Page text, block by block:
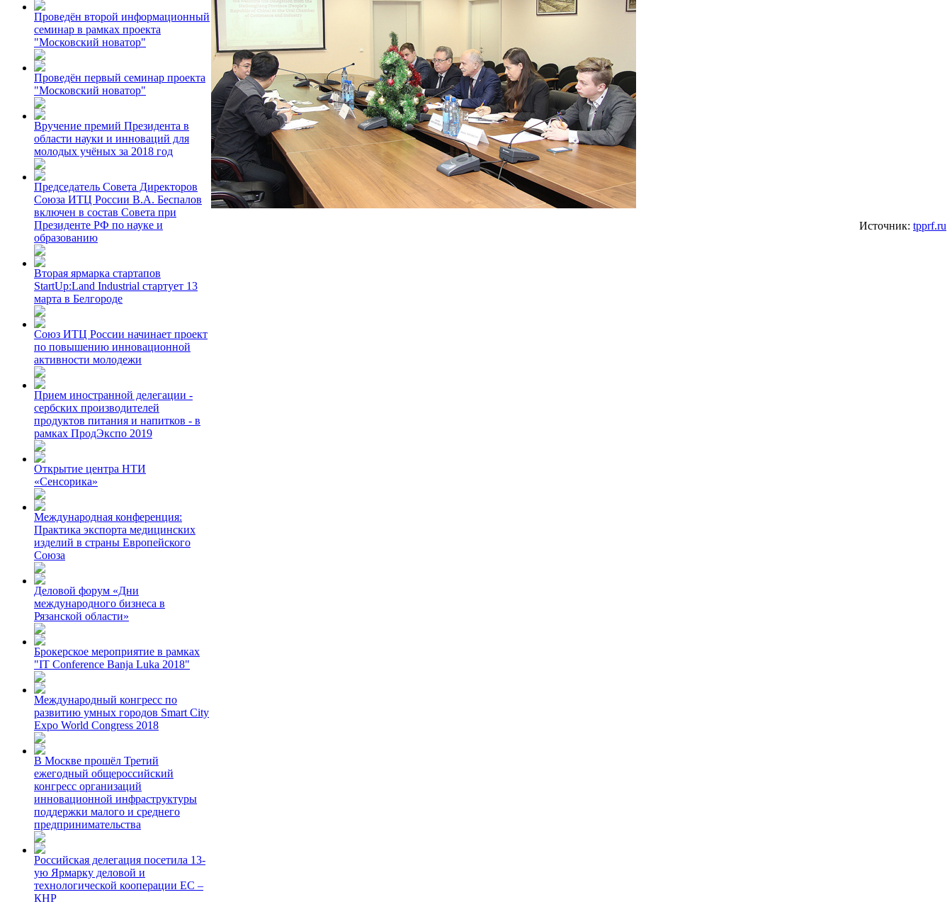
Проведён второй информационный
семинар в рамках проекта
"Московский новатор"
Проведён первый семинар проекта
"Московский новатор"
Вручение премий Президента в
области науки и инноваций для
молодых учёных за 2018 год
Председатель Совета Директоров
Союза ИТЦ России В.А. Беспалов
включен в состав Совета при
Президенте РФ по науке и
образованию
Вторая ярмарка стартапов
StartUp:Land Industrial стартует 13
марта в Белгороде
Союз ИТЦ России начинает проект
по повышению инновационной
активности молодежи
Прием иностранной делегации -
сербских производителей
продуктов питания и напитков - в
рамках ПродЭкспо 2019
Открытие центра НТИ
«Сенсорика»
Международная конференция:
Практика экспорта медицинских
изделий в страны Европейского
Союза
Деловой форум «Дни
международного бизнеса в
Рязанской области»
Брокерское мероприятие в рамках
"IT Conference Banja Luka 2018"
Международный конгресс по
развитию умных городов Smart City
Expo World Congress 2018
В Москве прошёл Третий
ежегодный общероссийский
конгресс организаций
инновационной инфраструктуры
поддержки малого и среднего
предпринимательства
Российская делегация посетила 13-
ую Ярмарку деловой и
технологической кооперации ЕС –
КНР
Источник: tpprf.ru